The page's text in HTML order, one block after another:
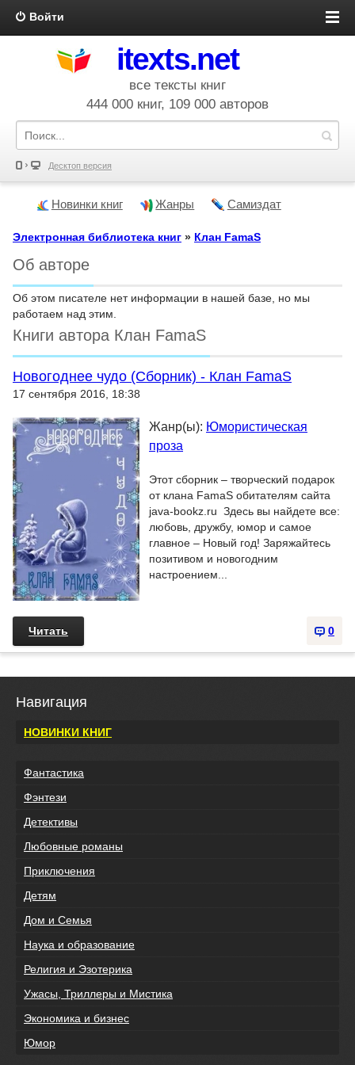
Войти
itexts.net
все тексты книг
444 000 книг, 109 000 авторов
Десктоп версия
Новинки книг Жанры Самиздат
Электронная библиотека книг » Клан FamaS
Об авторе
Об этом писателе нет информации в нашей базе, но мы
работаем над этим.
Книги автора Клан FamaS
Новогоднее чудо (Сборник) - Клан FamaS
17 сентября 2016, 18:38
Жанр(ы): Юмористическая
проза
Этот сборник – творческий подарок
от клана FamaS обитателям сайта
java-bookz.ru Здесь вы найдете все:
любовь, дружбу, юмор и самое
главное – Новый год! Заряжайтесь
позитивом и новогодним
настроением...
0
Читать
Навигация
НОВИНКИ КНИГ
Фантастика
Фэнтези
Детективы
Любовные романы
Приключения
Детям
Дом и Семья
Наука и образование
Религия и Эзотерика
Ужасы, Триллеры и Мистика
Экономика и бизнес
Юмор